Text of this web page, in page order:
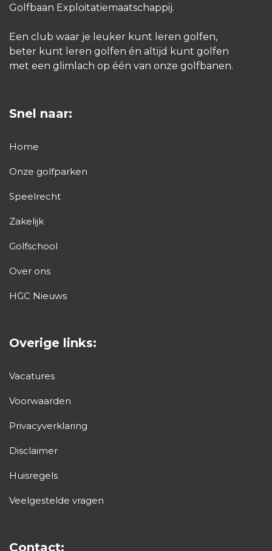
Golfbaan Exploitatiemaatschappij.
Een club waar je leuker kunt leren golfen,
beter kunt leren golfen én altijd kunt golfen
met een glimlach op één van onze golfbanen.
Snel naar:
Home
Onze golfparken
Speelrecht
Zakelijk
Golfschool
Over ons
HGC Nieuws
Overige links:
Vacatures
Voorwaarden
Privacyverklaring
Disclaimer
Huisregels
Veelgestelde vragen
Contact: